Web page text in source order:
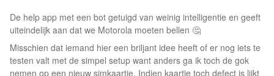
De help app met een bot getuigd van weinig intelligentie en geeft
uiteindelijk aan dat we Motorola moeten bellen 🤔
Misschien dat iemand hier een briljant idee heeft of er nog iets te
testen valt met de simpel setup want anders ga ik toch de gok
nemen op een nieuw simkaartje. Indien kaartje toch defect is lijkt